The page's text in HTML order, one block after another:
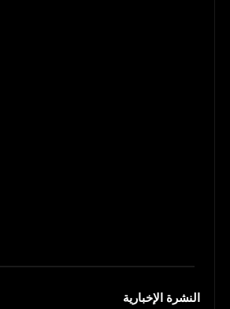
النشرة الإخبارية